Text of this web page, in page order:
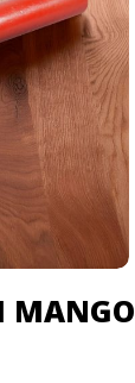
MANGO